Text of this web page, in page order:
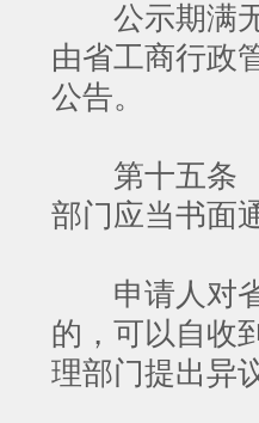
公示期满无
由省工商行政
公告。
第十五条 对
部门应当书面
申请人对省
的，可以自收
理部门提出异